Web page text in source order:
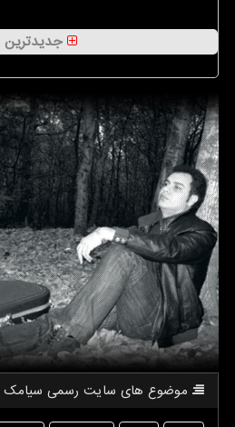
جدیدترین
موضوع های سایت رسمی سیامك